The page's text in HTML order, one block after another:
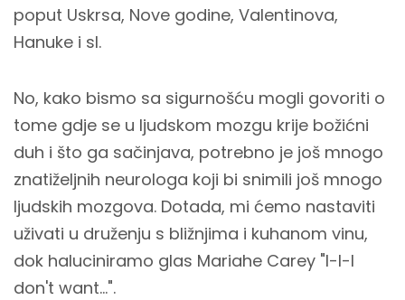
poput Uskrsa, Nove godine, Valentinova,
Hanuke i sl.
No, kako bismo sa sigurnošću mogli govoriti o
tome gdje se u ljudskom mozgu krije božićni
duh i što ga sačinjava, potrebno je još mnogo
znatiželjnih neurologa koji bi snimili još mnogo
ljudskih mozgova. Dotada, mi ćemo nastaviti
uživati u druženju s bližnjima i kuhanom vinu,
dok haluciniramo glas Mariahe Carey "I-I-I
don't want...".